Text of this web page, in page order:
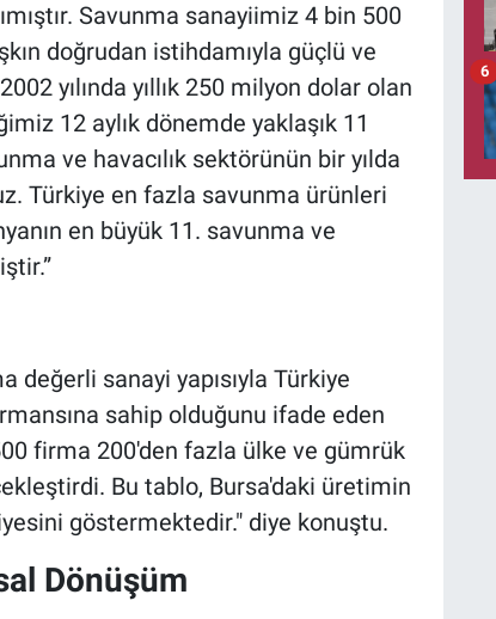
Savunma sanayiimiz 4 bin 500
doğrudan istihdamıyla güçlü ve
yılında yıllık 250 milyon dolar olan
12 aylık dönemde yaklaşık 11
ve havacılık sektörünün bir yılda
Türkiye en fazla savunma ürünleri
en büyük 11. savunma ve
değerli sanayi yapısıyla Türkiye
sahip olduğunu ifade eden
firma 200'den fazla ülke ve gümrük
Bu tablo, Bursa'daki üretimin
göstermektedir." diye konuştu.
Dönüşüm
6